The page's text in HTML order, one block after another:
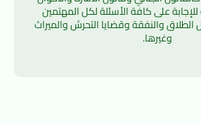
وغيرها.